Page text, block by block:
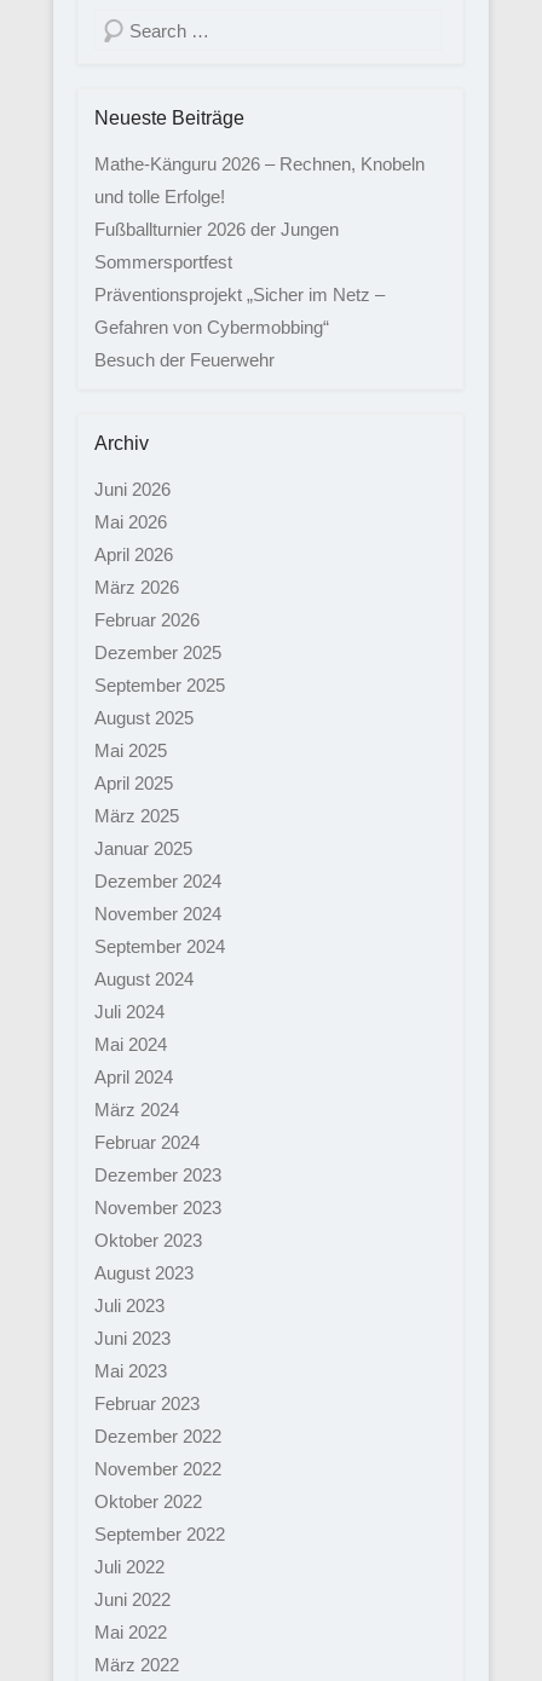
Suchen
Neueste Beiträge
Mathe-Känguru 2026 – Rechnen, Knobeln
und tolle Erfolge!
Fußballturnier 2026 der Jungen
Sommersportfest
Präventionsprojekt „Sicher im Netz –
Gefahren von Cybermobbing“
Besuch der Feuerwehr
Archiv
Juni 2026
Mai 2026
April 2026
März 2026
Februar 2026
Dezember 2025
September 2025
August 2025
Mai 2025
April 2025
März 2025
Januar 2025
Dezember 2024
November 2024
September 2024
August 2024
Juli 2024
Mai 2024
April 2024
März 2024
Februar 2024
Dezember 2023
November 2023
Oktober 2023
August 2023
Juli 2023
Juni 2023
Mai 2023
Februar 2023
Dezember 2022
November 2022
Oktober 2022
September 2022
Juli 2022
Juni 2022
Mai 2022
März 2022